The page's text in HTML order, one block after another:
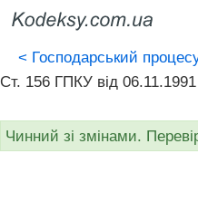
< Господарський
Ст. 156 ГПКУ від
Чинний зі змінами.